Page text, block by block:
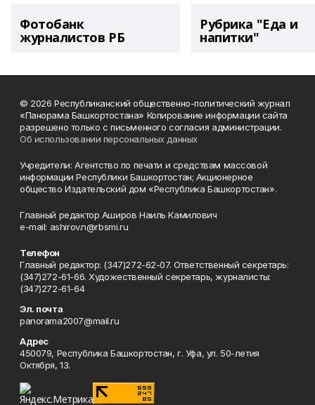
Фотобанк
журналистов РБ
Рубрика "Еда и
напитки"
© 2026 Республиканский общественно-политический журнал
«Панорама Башкортостана» Копирование информации сайта
разрешено только с письменного согласия администрации.
Об использовании персональных данных
Учредители: Агентство по печати и средствам массовой
информации Республики Башкортостан; Акционерное
общество Издательский дом «Республика Башкортостан».
Главный редактор Аширов Наиль Камилович
e-mail: ashirov.n@rbsmi.ru
Телефон
Главный редактор: (347)272-62-07. Ответственный секретарь:
(347)272-61-66. Художественный секретарь, журналисты:
(347)272-61-64
Эл. почта
panorama2007@mail.ru
Адрес
450079, Республика Башкортостан, г. Уфа, ул. 50-летия
Октября, 13.